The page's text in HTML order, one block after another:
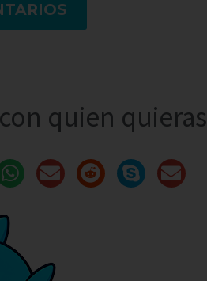
quien quieras